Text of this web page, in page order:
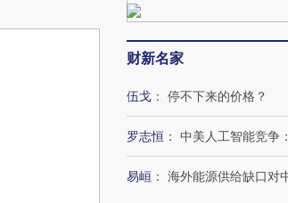
财新名家
伍戈 ： 停不下来的价格？
罗志恒 ： 中美人工智能竞争
易峘 ： 海外能源供给缺口对